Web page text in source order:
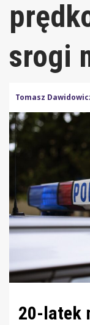
srogi
Tomasz
20-latek